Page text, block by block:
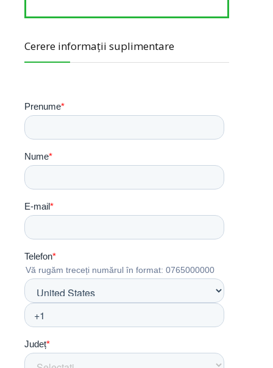
Cerere informații suplimentare